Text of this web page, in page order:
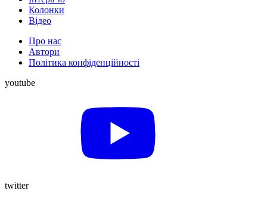
Колонки
Відео
Про нас
Автори
Політика конфіденційності
youtube
twitter